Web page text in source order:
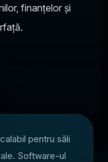
finanțelor și
pentru săli
Software-ul